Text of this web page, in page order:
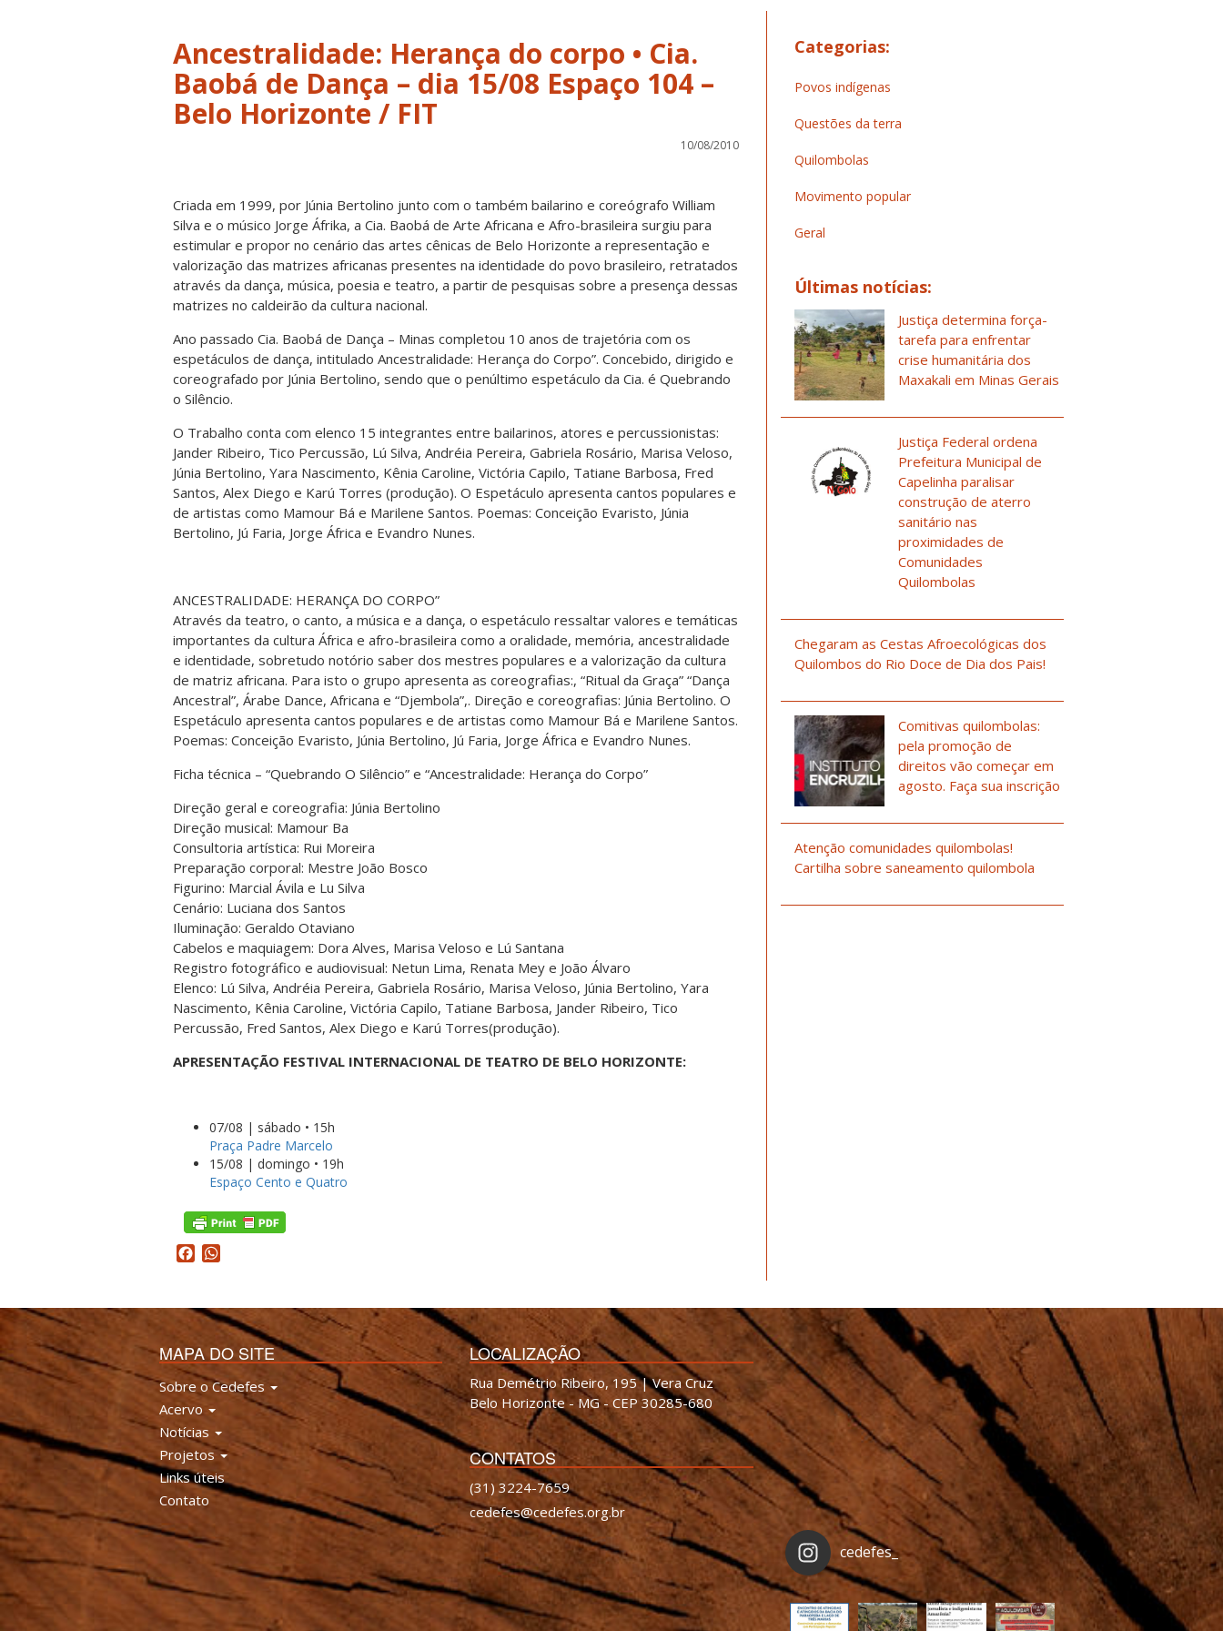
Ancestralidade: Herança do corpo • Cia.
Baobá de Dança – dia 15/08 Espaço 104 –
Belo Horizonte / FIT
10/08/2010
Criada em 1999, por Júnia Bertolino junto com o também bailarino e coreógrafo William
Silva e o músico Jorge Áfrika, a Cia. Baobá de Arte Africana e Afro-brasileira surgiu para
estimular e propor no cenário das artes cênicas de Belo Horizonte a representação e
valorização das matrizes africanas presentes na identidade do povo brasileiro, retratados
através da dança, música, poesia e teatro, a partir de pesquisas sobre a presença dessas
matrizes no caldeirão da cultura nacional.
Ano passado Cia. Baobá de Dança – Minas completou 10 anos de trajetória com os
espetáculos de dança, intitulado Ancestralidade: Herança do Corpo”. Concebido, dirigido e
coreografado por Júnia Bertolino, sendo que o penúltimo espetáculo da Cia. é Quebrando
o Silêncio.
O Trabalho conta com elenco 15 integrantes entre bailarinos, atores e percussionistas:
Jander Ribeiro, Tico Percussão, Lú Silva, Andréia Pereira, Gabriela Rosário, Marisa Veloso,
Júnia Bertolino, Yara Nascimento, Kênia Caroline, Victória Capilo, Tatiane Barbosa, Fred
Santos, Alex Diego e Karú Torres (produção). O Espetáculo apresenta cantos populares e
de artistas como Mamour Bá e Marilene Santos. Poemas: Conceição Evaristo, Júnia
Bertolino, Jú Faria, Jorge África e Evandro Nunes.
ANCESTRALIDADE: HERANÇA DO CORPO”
Através da teatro, o canto, a música e a dança, o espetáculo ressaltar valores e temáticas
importantes da cultura África e afro-brasileira como a oralidade, memória, ancestralidade
e identidade, sobretudo notório saber dos mestres populares e a valorização da cultura
de matriz africana. Para isto o grupo apresenta as coreografias:, “Ritual da Graça” “Dança
Ancestral”, Árabe Dance, Africana e “Djembola”,. Direção e coreografias: Júnia Bertolino. O
Espetáculo apresenta cantos populares e de artistas como Mamour Bá e Marilene Santos.
Poemas: Conceição Evaristo, Júnia Bertolino, Jú Faria, Jorge África e Evandro Nunes.
Ficha técnica – “Quebrando O Silêncio” e “Ancestralidade: Herança do Corpo”
Direção geral e coreografia: Júnia Bertolino
Direção musical: Mamour Ba
Consultoria artística: Rui Moreira
Preparação corporal: Mestre João Bosco
Figurino: Marcial Ávila e Lu Silva
Cenário: Luciana dos Santos
Iluminação: Geraldo Otaviano
Cabelos e maquiagem: Dora Alves, Marisa Veloso e Lú Santana
Registro fotográfico e audiovisual: Netun Lima, Renata Mey e João Álvaro
Elenco: Lú Silva, Andréia Pereira, Gabriela Rosário, Marisa Veloso, Júnia Bertolino, Yara
Nascimento, Kênia Caroline, Victória Capilo, Tatiane Barbosa, Jander Ribeiro, Tico
Percussão, Fred Santos, Alex Diego e Karú Torres(produção).
APRESENTAÇÃO FESTIVAL INTERNACIONAL DE TEATRO DE BELO HORIZONTE:
07/08 | sábado • 15h
Praça Padre Marcelo
15/08 | domingo • 19h
Espaço Cento e Quatro
Facebook
Categorias:
Povos indígenas
Questões da terra
Quilombolas
Movimento popular
Geral
Últimas notícias:
Justiça determina força-
tarefa para enfrentar
crise humanitária dos
Maxakali em Minas Gerais
Justiça Federal ordena
Prefeitura Municipal de
Capelinha paralisar
construção de aterro
sanitário nas
proximidades de
Comunidades
Quilombolas
Chegaram as Cestas Afroecológicas dos
Quilombos do Rio Doce de Dia dos Pais!
Comitivas quilombolas:
pela promoção de
direitos vão começar em
agosto. Faça sua inscrição
Atenção comunidades quilombolas!
Cartilha sobre saneamento quilombola
MAPA DO SITE
Sobre o Cedefes
Acervo
Notícias
Projetos
Links úteis
Contato
LOCALIZAÇÃO
Rua Demétrio Ribeiro, 195 | Vera Cruz
Belo Horizonte - MG - CEP 30285-680
CONTATOS
(31) 3224-7659
cedefes@cedefes.org.br
cedefes_